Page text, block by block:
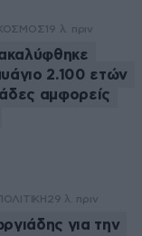
19 λ. πριν
2.100 ετών
αμφορείς
29 λ. πριν
για την